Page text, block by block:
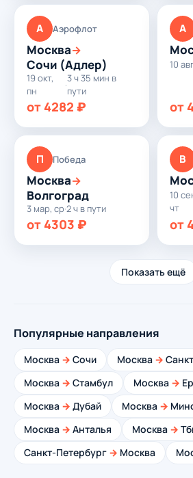
А Аэрофлот
Москва→
Сочи (Адлер)
19 окт,
пн
·
3 ч 35 мин в
пути
от 4282 ₽
А
10
от
П Победа
Москва→
Волгоград
3 мар, ср·2 ч в пути
от 4303 ₽
B
10
чт
от
Показать ещё
Популярные направления
Москва → Сочи Москва →
Москва → Стамбул Москва →
Москва → Дубай Москва →
Москва → Анталья Москва →
Санкт-Петербург → Москва